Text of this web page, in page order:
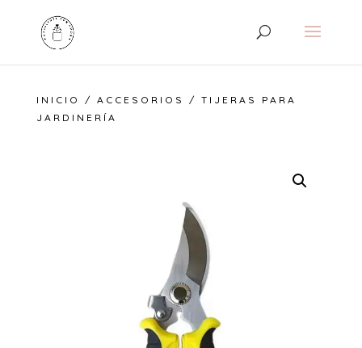
INICIO / ACCESORIOS
/ TIJERAS PARA
JARDINERÍA